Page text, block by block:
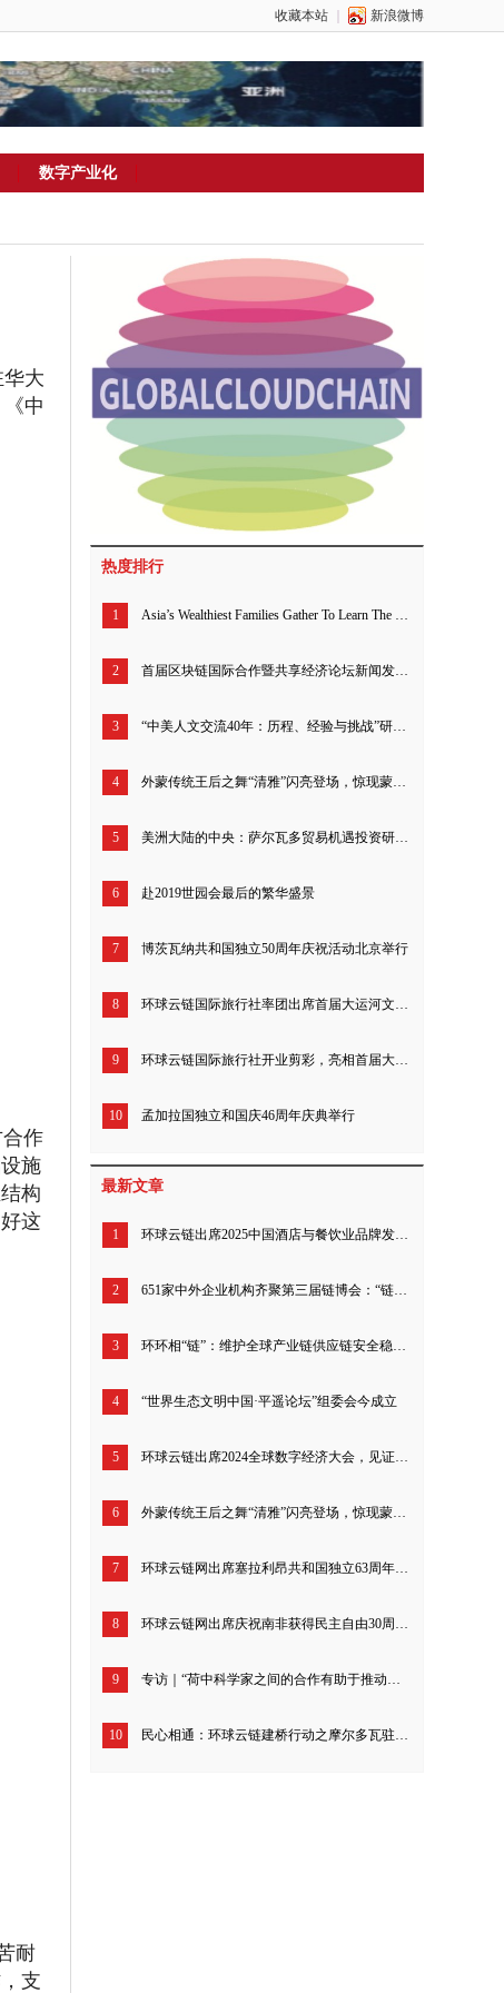
收藏本站 新浪微博
数字产业化
大
中
作
施
构
这
耐
支
热度排行
1 Asia’s Wealthiest Families Gather To Learn The Business Of Blockchain
2 首届区块链国际合作暨共享经济论坛新闻发布引发国际社会广泛关注
3 “中美人文交流40年：历程、经验与挑战”研讨会暨报告发布会举行
4 外蒙传统王后之舞“清雅”闪亮登场，惊现蒙古国驻华大使馆
5 美洲大陆的中央：萨尔瓦多贸易机遇投资研讨会举行
6 赴2019世园会最后的繁华盛景
7 博茨瓦纳共和国独立50周年庆祝活动北京举行
8 环球云链国际旅行社率团出席首届大运河文化旅游博览会
9 环球云链国际旅行社开业剪彩，亮相首届大运博览会
10 孟加拉国独立和国庆46周年庆典举行
最新文章
1 环球云链出席2025中国酒店与餐饮业品牌发展大会
2 651家中外企业机构齐聚第三届链博会：“链上”新朋老友 携手共创未来
3 环环相“链”：维护全球产业链供应链安全稳定！第三届链博会北京倡议发布
4 “世界生态文明中国·平遥论坛”组委会今成立
5 环球云链出席2024全球数字经济大会，见证成果发布
6 外蒙传统王后之舞“清雅”闪亮登场，惊现蒙古国驻华大使馆
7 环球云链网出席塞拉利昂共和国独立63周年庆典招待会
8 环球云链网出席庆祝南非获得民主自由30周年招待会
9 专访｜“荷中科学家之间的合作有助于推动全球合作”——访荷兰瓦赫宁根大学及研究中心董事会主席绍克耶·海莫法拉
10 民心相通：环球云链建桥行动之摩尔多瓦驻华大使进校园与学子互动交流